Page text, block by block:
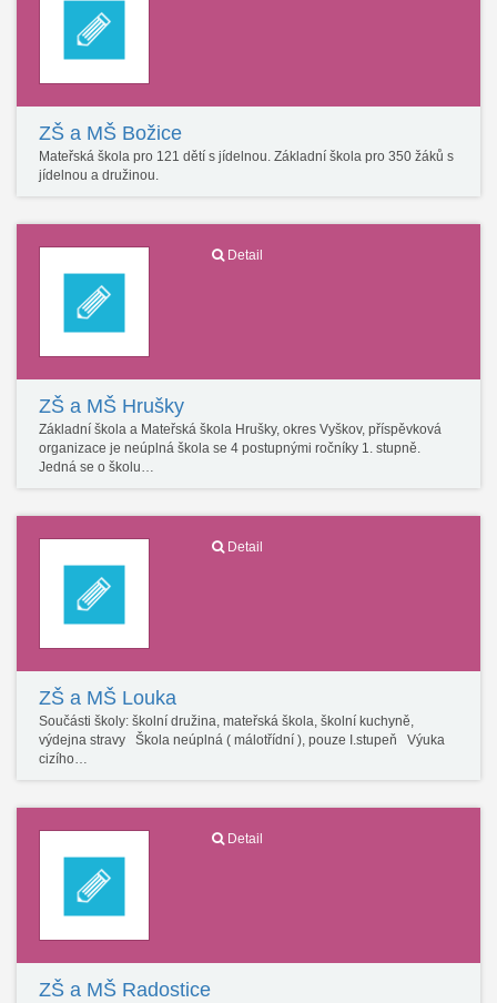
ZŠ a MŠ Božice
Mateřská škola pro 121 dětí s jídelnou. Základní škola pro 350 žáků s
jídelnou a družinou.
Detail
ZŠ a MŠ Hrušky
Základní škola a Mateřská škola Hrušky, okres Vyškov, příspěvková
organizace je neúplná škola se 4 postupnými ročníky 1. stupně.
Jedná se o školu…
Detail
ZŠ a MŠ Louka
Součásti školy: školní družina, mateřská škola, školní kuchyně,
výdejna stravy Škola neúplná ( málotřídní ), pouze I.stupeň Výuka
cizího…
Detail
ZŠ a MŠ Radostice